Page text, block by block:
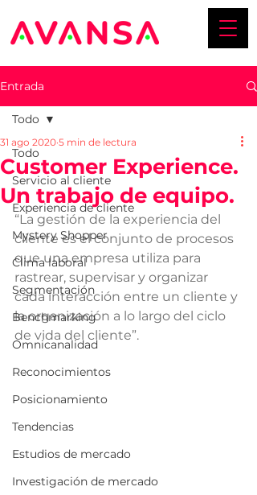
Entrada
Todo
Servicio al cliente
Experiencia de cliente
Mystery Shopper
Clima laboral
Segmentación
Benchmarking
Omnicanalidad
Reconocimientos
Posicionamiento
Tendencias
Estudios de mercado
Investigación de mercado
Todo
Customer Experience.
Un trabajo de equipo.
31 ago 2020 5 min de lectura
“La gestión de la experiencia del
cliente es el conjunto de procesos
que una empresa utiliza para
rastrear, supervisar y organizar
cada interacción entre un cliente y
la organización a lo largo del ciclo
de vida del cliente”.